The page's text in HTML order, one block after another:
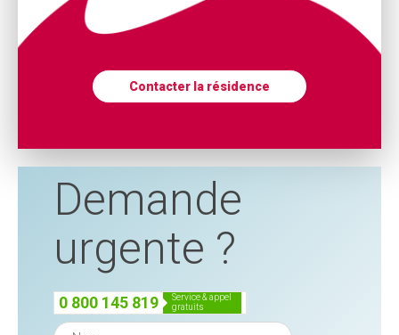
Contacter la résidence
Demande
urgente ?
0 800 145 819
service & appel
gratuits